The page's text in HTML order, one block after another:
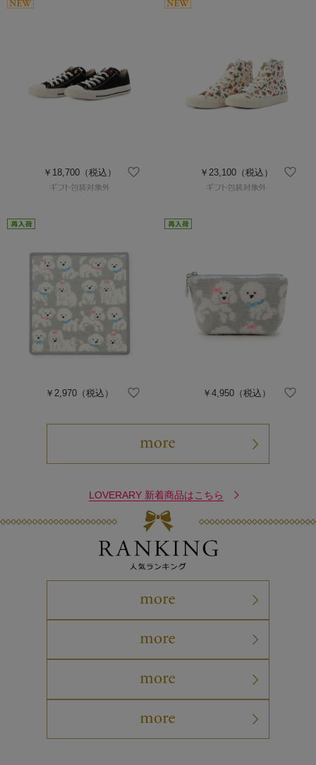
￥18,700（税込） ￥23,100 （税込）
￥2,970 （税込） ￥4,950（税込）
LOVERARY 新着商品はこちら